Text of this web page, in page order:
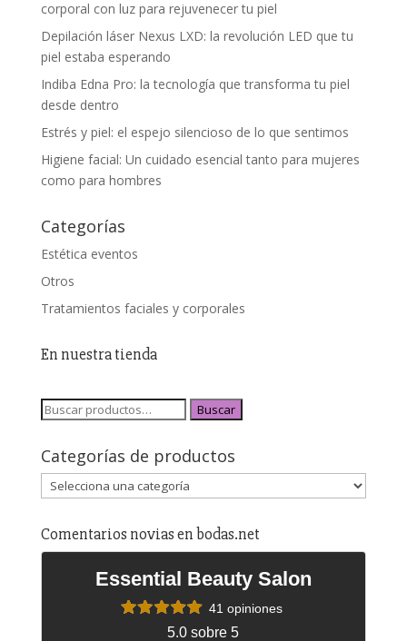
corporal con luz para rejuvenecer tu piel
Depilación láser Nexus LXD: la revolución LED que tu
piel estaba esperando
Indiba Edna Pro: la tecnología que transforma tu piel
desde dentro
Estrés y piel: el espejo silencioso de lo que sentimos
Higiene facial: Un cuidado esencial tanto para mujeres
como para hombres
Categorías
Estética eventos
Otros
Tratamientos faciales y corporales
En nuestra tienda
Buscar
Categorías de productos
Comentarios novias en bodas.net
Essential Beauty Salon
41 opiniones
5.0 sobre 5